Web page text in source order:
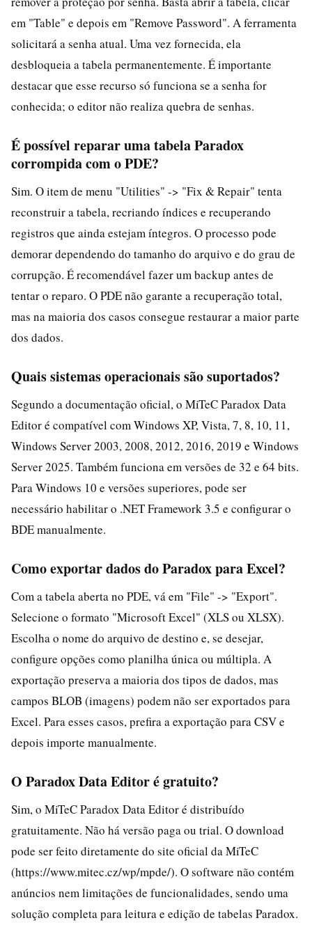
em "Table" e depois em "Remove Password". A ferramenta
solicitará a senha atual. Uma vez fornecida, ela
desbloqueia a tabela permanentemente. É importante
destacar que esse recurso só funciona se a senha for
conhecida; o editor não realiza quebra de senhas.
É possível reparar uma tabela Paradox
corrompida com o PDE?
Sim. O item de menu "Utilities" -> "Fix & Repair" tenta
reconstruir a tabela, recriando índices e recuperando
registros que ainda estejam íntegros. O processo pode
demorar dependendo do tamanho do arquivo e do grau de
corrupção. É recomendável fazer um backup antes de
tentar o reparo. O PDE não garante a recuperação total,
mas na maioria dos casos consegue restaurar a maior parte
dos dados.
Quais sistemas operacionais são suportados?
Segundo a documentação oficial, o MiTeC Paradox Data
Editor é compatível com Windows XP, Vista, 7, 8, 10, 11,
Windows Server 2003, 2008, 2012, 2016, 2019 e Windows
Server 2025. Também funciona em versões de 32 e 64 bits.
Para Windows 10 e versões superiores, pode ser
necessário habilitar o .NET Framework 3.5 e configurar o
BDE manualmente.
Como exportar dados do Paradox para Excel?
Com a tabela aberta no PDE, vá em "File" -> "Export".
Selecione o formato "Microsoft Excel" (XLS ou XLSX).
Escolha o nome do arquivo de destino e, se desejar,
configure opções como planilha única ou múltipla. A
exportação preserva a maioria dos tipos de dados, mas
campos BLOB (imagens) podem não ser exportados para
Excel. Para esses casos, prefira a exportação para CSV e
depois importe manualmente.
O Paradox Data Editor é gratuito?
Sim, o MiTeC Paradox Data Editor é distribuído
gratuitamente. Não há versão paga ou trial. O download
pode ser feito diretamente do site oficial da MiTeC
(https://www.mitec.cz/wp/mpde/). O software não contém
anúncios nem limitações de funcionalidades, sendo uma
solução completa para leitura e edição de tabelas Paradox.